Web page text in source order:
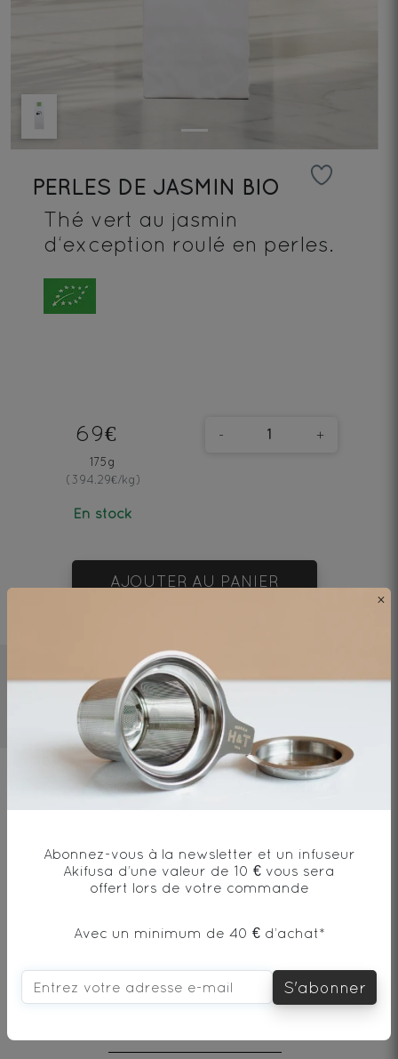
PERLES DE JASMIN BIO
Thé vert au jasmin
d‘exception roulé en perles.
69€
175g
(394.29€/kg)
En stock
- +
AJOUTER AU PANIER
3mn 80°C
Ingrédients
×
Abonnez-vous à la newsletter et un infuseur
Akifusa d’une valeur de 10 € vous sera
offert lors de votre commande
Avec un minimum de 40 € d’achat*
S'abonner